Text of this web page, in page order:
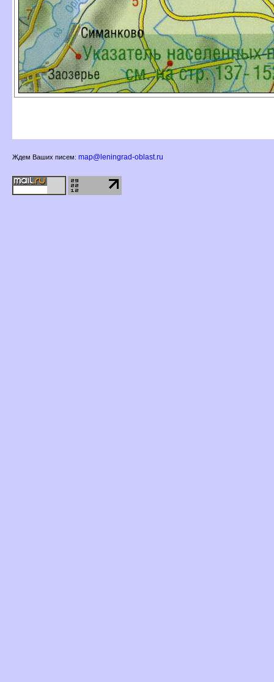
Ждем Ваших писем: map@leningrad-oblast.ru